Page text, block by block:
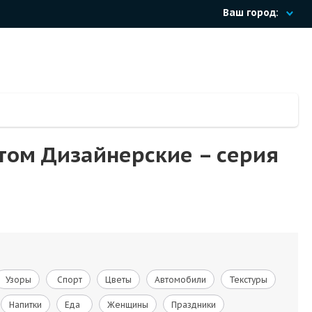
Ваш город:
Дизайнерские – cерия
Узоры Спорт Цветы Автомобили Текстуры
Напитки Еда Женщины Праздники